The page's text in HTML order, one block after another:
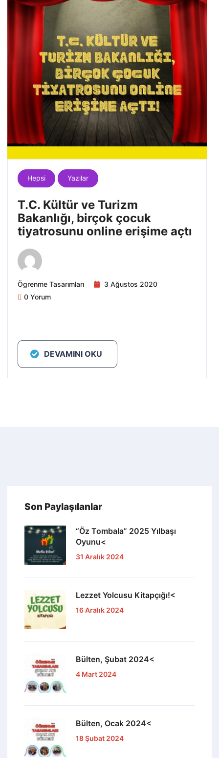
Hepsi Yazılar
T.C. Kültür ve Turizm
Bakanlığı, birçok çocuk
tiyatrosunu online erişime açtı
Ögrenme Tasarımları
3 Ağustos 2020
0 Yorum
DEVAMINI OKU
Son Paylaşılanlar
“Öz Tombala” 2025 Yılbaşı
Oyunu<
31 Aralık 2024
Lezzet Yolcusu Kitapçığı!<
16 Aralık 2024
Bülten, Şubat 2024<
4 Mart 2024
Bülten, Ocak 2024<
18 Şubat 2024